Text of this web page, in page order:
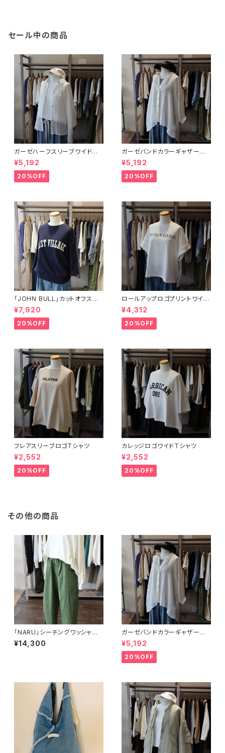
セール中の商品
ガーゼハーフスリーブワイドブラ
ウス
¥5,192
20%OFF
ガーゼバンドカラーギャザーブラ
ウス
¥5,192
20%OFF
「JOHN BULL」カットオフスリ
ーブスウェット
¥7,920
20%OFF
ロールアップロゴプリントワイド
Tシャツ
¥4,312
20%OFF
フレアスリーブロゴＴシャツ
¥2,552
20%OFF
カレッジロゴワイドＴシャツ
¥2,552
20%OFF
その他の商品
「NARU」シーチングワッシャーノ
ッポパンツ
¥14,300
ガーゼバンドカラーギャザーブラ
ウス
¥5,192
20%OFF